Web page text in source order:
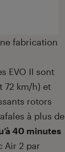
fabrication
EVO II sont
72 km/h) et
rotors
à plus de
40 minutes
Air 2 par